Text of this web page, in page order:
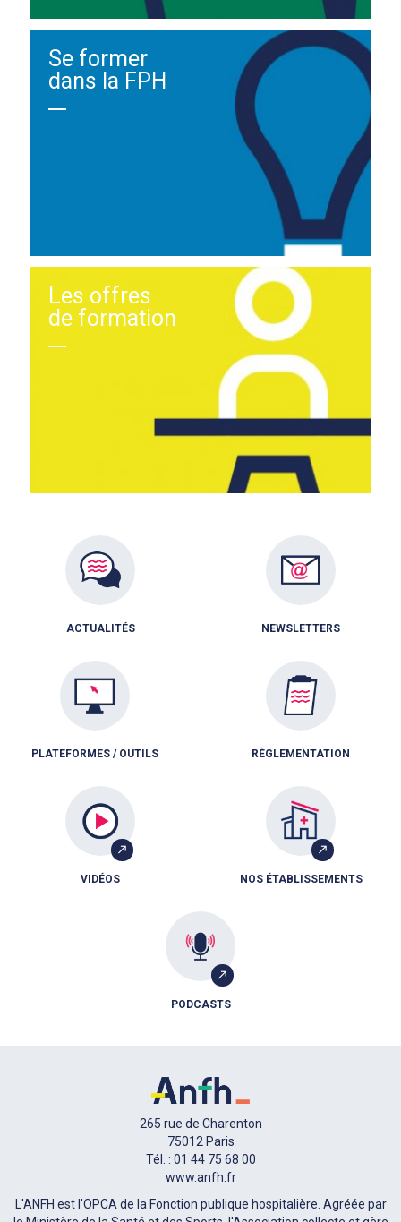
Se former
dans la FPH
Les offres
de formation
ACTUALITÉS NEWSLETTERS
PLATEFORMES / OUTILS RÈGLEMENTATION
VIDÉOS NOS ÉTABLISSEMENTS
PODCASTS
265 rue de Charenton
75012 Paris
Tél. : 01 44 75 68 00
www.anfh.fr
L'ANFH est l'OPCA de la Fonction publique hospitalière. Agréée par